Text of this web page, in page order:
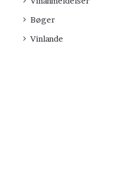
Bøger
Vinlande